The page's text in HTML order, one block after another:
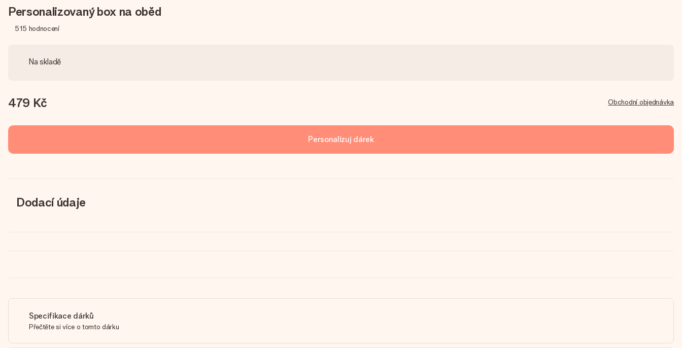
Personalizovaný box na oběd
515 hodnocení
Na skladě
479 Kč Obchodní objednávka
Personalizuj dárek
Dodací údaje
Specifikace dárků
Přečtěte si více o tomto dárku